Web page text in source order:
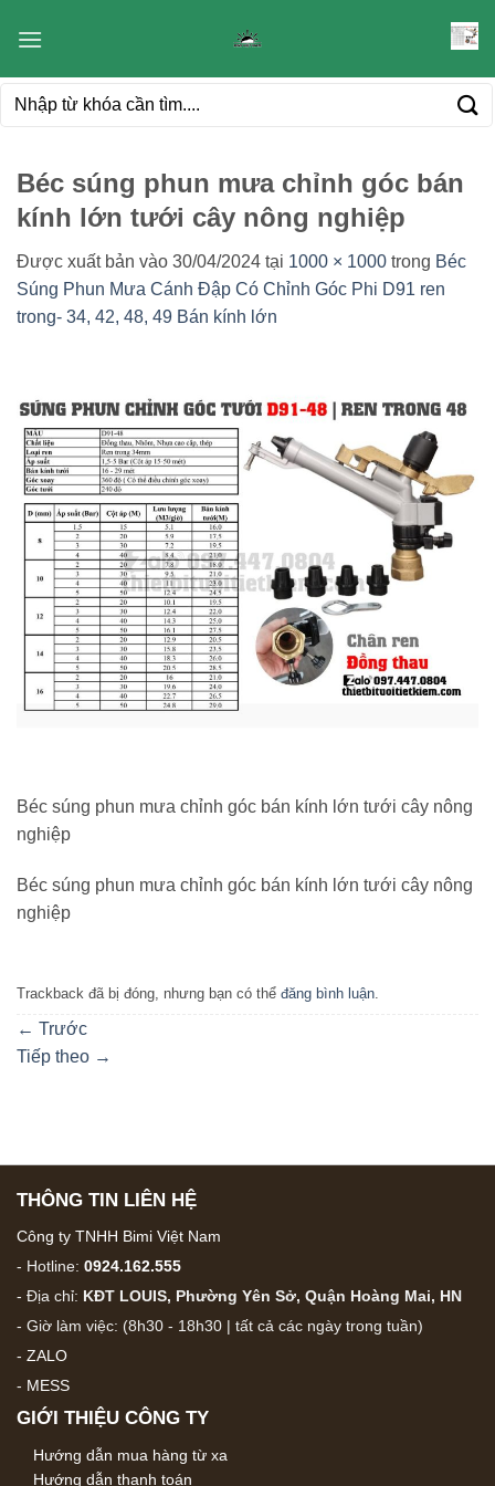
qua
dung
Tìm
Béc súng phun mưa chỉnh góc bán
kính lớn tưới cây nông nghiệp
Được xuất bản vào 30/04/2024 tại 1000 × 1000 trong Béc
Súng Phun Mưa Cánh Đập Có Chỉnh Góc Phi D91 ren
trong- 34, 42, 48, 49 Bán kính lớn
Béc súng phun mưa chỉnh góc bán kính lớn tưới cây nông
nghiệp
Béc súng phun mưa chỉnh góc bán kính lớn tưới cây nông
nghiệp
Trackback đã bị đóng, nhưng bạn có thể đăng bình luận.
← Trước
Tiếp theo →
THÔNG TIN LIÊN HỆ
Công ty TNHH Bimi Việt Nam
- Hotline: 0924.162.555
- Địa chỉ: KĐT LOUIS, Phường Yên Sở, Quận Hoàng Mai, HN
- Giờ làm việc: (8h30 - 18h30 | tất cả các ngày trong tuần)
- ZALO
- MESS
GIỚI THIỆU CÔNG TY
Hướng dẫn mua hàng từ xa
Hướng dẫn thanh toán